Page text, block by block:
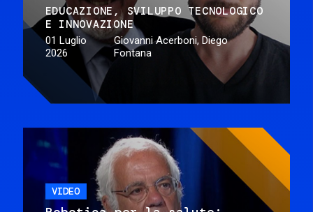
EDUCAZIONE
SVILUPPO TECNOLOGICO
E INNOVAZIONE
01 Luglio
2026
Giovanni Acerboni, Diego
Fontana
VIDEO